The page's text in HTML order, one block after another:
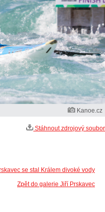
Kanoe.cz
Stáhnout zdrojový soubor
se stal Králem divoké vody
Zpět do galerie Jiří Prskavec